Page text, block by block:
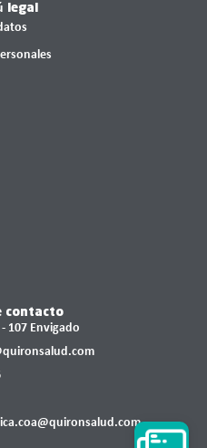
legal
contacto
107 Envigado